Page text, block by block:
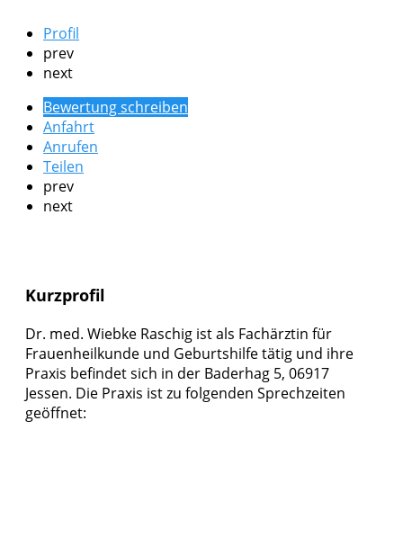
Profil
prev
next
Bewertung schreiben
Anfahrt
Anrufen
Teilen
prev
next
Kurzprofil
Dr. med. Wiebke Raschig ist als Fachärztin für
Frauenheilkunde und Geburtshilfe tätig und ihre
Praxis befindet sich in der Baderhag 5, 06917
Jessen. Die Praxis ist zu folgenden Sprechzeiten
geöffnet: